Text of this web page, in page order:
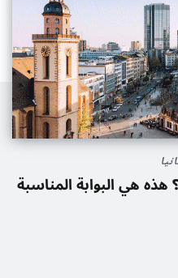
هي البوابة المناسبة